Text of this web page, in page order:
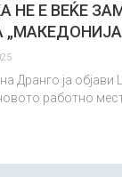
НЕ Е ВЕЌЕ
Дранго ја објави
работно